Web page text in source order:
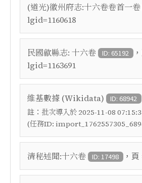
(道光)徽州府志:十六卷卷首一卷
lgid=1160618
民國歙縣志: 十六卷 ID: 65192
lgid=1163691
維基數據 (Wikidata) ID: 68942
註： 批次導入於 2025-11-08
(任務ID:
清秘述聞:十六卷 ID: 17498 ，頁